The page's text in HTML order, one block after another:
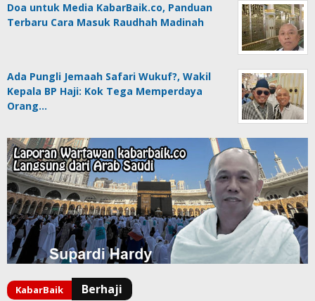
Doa untuk Media KabarBaik.co, Panduan
Terbaru Cara Masuk Raudhah Madinah
Ada Pungli Jemaah Safari Wukuf?, Wakil
Kepala BP Haji: Kok Tega Memperdaya
Orang…